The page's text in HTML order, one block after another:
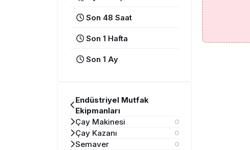
Son 48 Saat
Son 1 Hafta
Son 1 Ay
Endüstriyel Mutfak
Ekipmanları
Çay Makinesi
0
Çay Kazanı 0
Semaver 0